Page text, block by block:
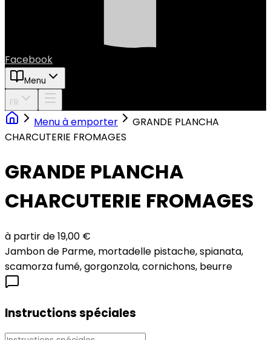
Facebook
Menu
FR
Menu à emporter
GRANDE PLANCHA
CHARCUTERIE FROMAGES
GRANDE PLANCHA
CHARCUTERIE FROMAGES
à partir de 19,00 €
Jambon de Parme, mortadelle pistache, spianata,
scamorza fumé, gorgonzola, cornichons, beurre
Instructions spéciales